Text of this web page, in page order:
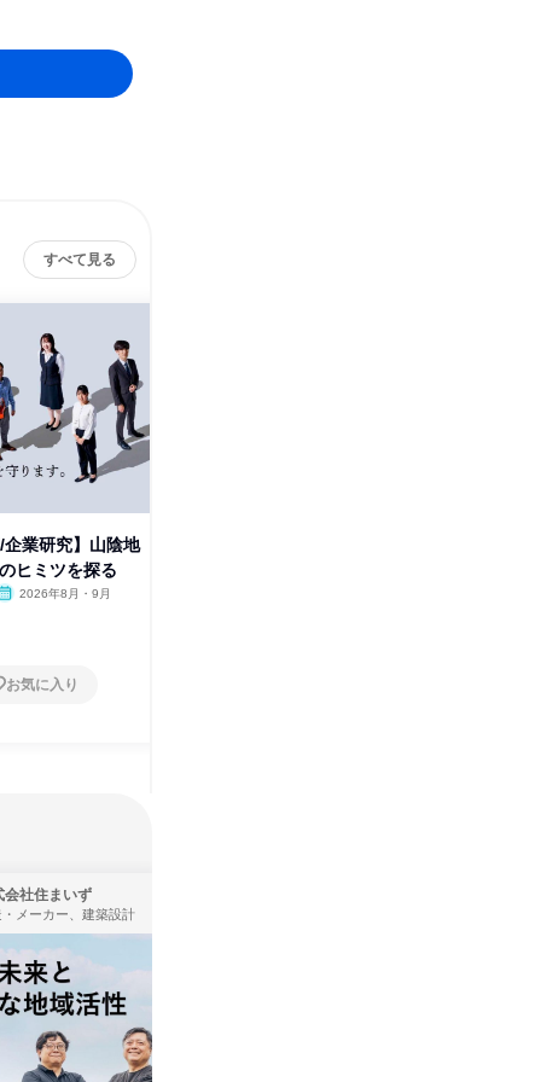
すべて見る
/企業研究】山陰地
ヒミツを探る
2026年8月・9月
お気に入り
会社住まいず
・メーカー、建築設計